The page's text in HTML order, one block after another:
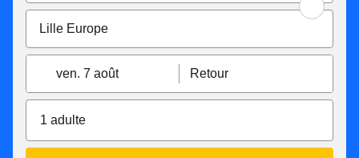
ven. 7 août Retour
1 adulte